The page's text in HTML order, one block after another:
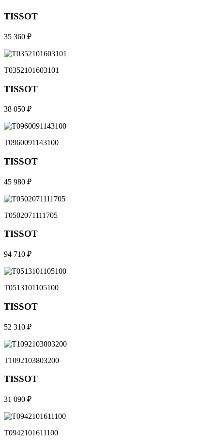
TISSOT
35 360 ₽
T0352101603101
TISSOT
38 050 ₽
T0960091143100
TISSOT
45 980 ₽
T0502071111705
TISSOT
94 710 ₽
T0513101105100
TISSOT
52 310 ₽
T1092103803200
TISSOT
31 090 ₽
T0942101611100